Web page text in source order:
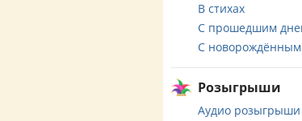
В стихах
С новорождённым
Розыгрыши
Аудио розыгрыши